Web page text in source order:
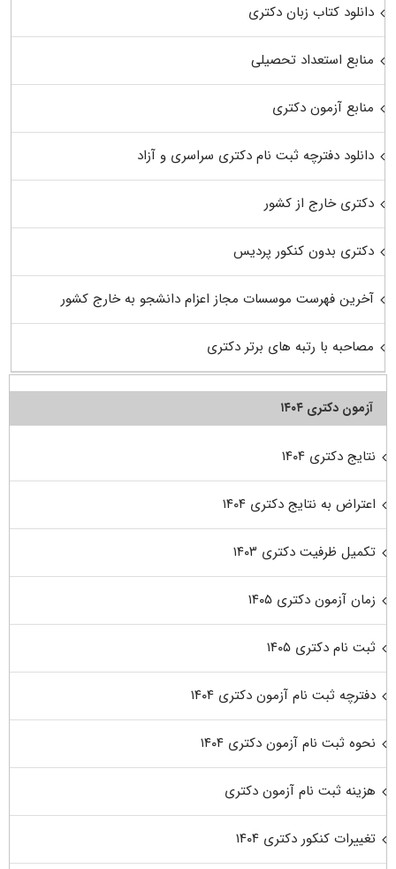
دانلود کتاب زبان دکتری
منابع استعداد تحصیلی
منابع آزمون دکتری
دانلود دفترچه ثبت نام دکتری سراسری و آزاد
دکتری خارج از کشور
دکتری بدون کنکور پردیس
آخرین فهرست موسسات مجاز اعزام دانشجو به خارج کشور
مصاحبه با رتبه های برتر دکتری
آزمون دکتری ۱۴۰۴
نتایج دکتری ۱۴۰۴
اعتراض به نتایج دکتری ۱۴۰۴
تکمیل ظرفیت دکتری ۱۴۰۳
زمان آزمون دکتری ۱۴۰۵
ثبت نام دکتری ۱۴۰۵
دفترچه ثبت نام آزمون دکتری ۱۴۰۴
نحوه ثبت نام آزمون دکتری ۱۴۰۴
هزینه ثبت نام آزمون دکتری
تغییرات کنکور دکتری ۱۴۰۴